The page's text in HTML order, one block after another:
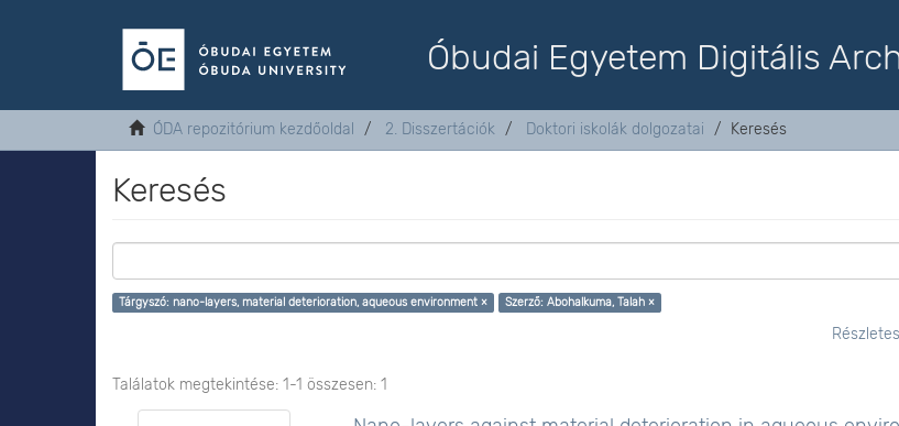
Óbudai Egyetem Digitális
ÓDA repozitórium kezdőoldal 2. Disszertációk Doktori iskolák dolgozatai Keresés
Keresés
Tárgyszó: nano-layers, material deterioration, aqueous environment × Szerző: Abohalkuma, Talah ×
Találatok megtekintése: 1-1 összesen: 1